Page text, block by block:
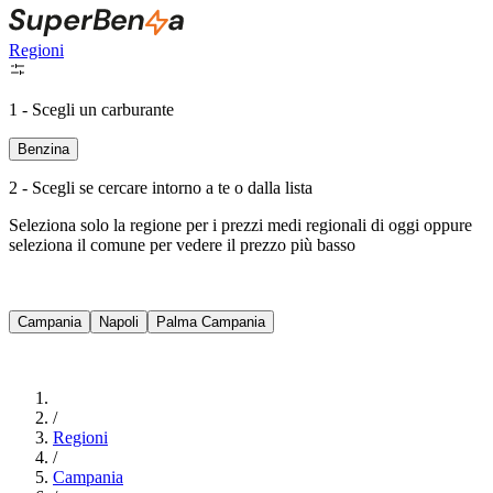
Regioni
1 - Scegli un carburante
Benzina
2 - Scegli se cercare intorno a te o dalla lista
Seleziona solo la regione per i prezzi medi regionali di oggi oppure
seleziona il comune per vedere il prezzo più basso
Campania Napoli Palma Campania
/
Regioni
/
Campania